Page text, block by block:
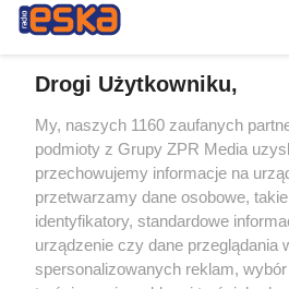
Drogi Użytkowniku,
My, naszych 1160 zaufanych
podmioty z Grupy ZPR Media
przechowujemy informacje na
przetwarzamy dane osobowe,
identyfikatory, standardowe
urządzenie czy dane przeglądania
spersonalizowanych reklam,